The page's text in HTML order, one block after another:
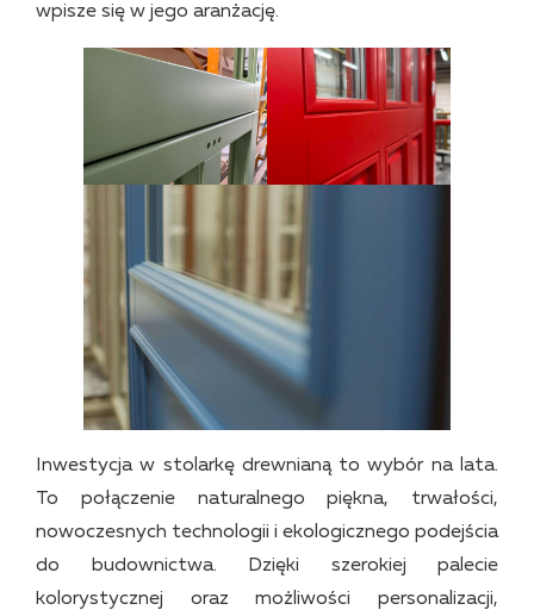
wpisze się w jego aranżację.
Inwestycja w stolarkę drewnianą to wybór na lata.
To połączenie naturalnego piękna, trwałości,
nowoczesnych technologii i ekologicznego podejścia
do budownictwa. Dzięki szerokiej palecie
kolorystycznej oraz możliwości personalizacji,